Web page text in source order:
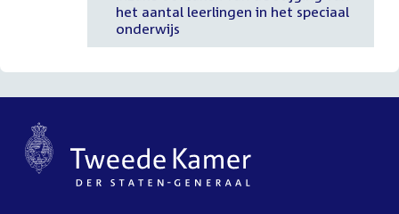
het aantal leerlingen in het speciaal
onderwijs